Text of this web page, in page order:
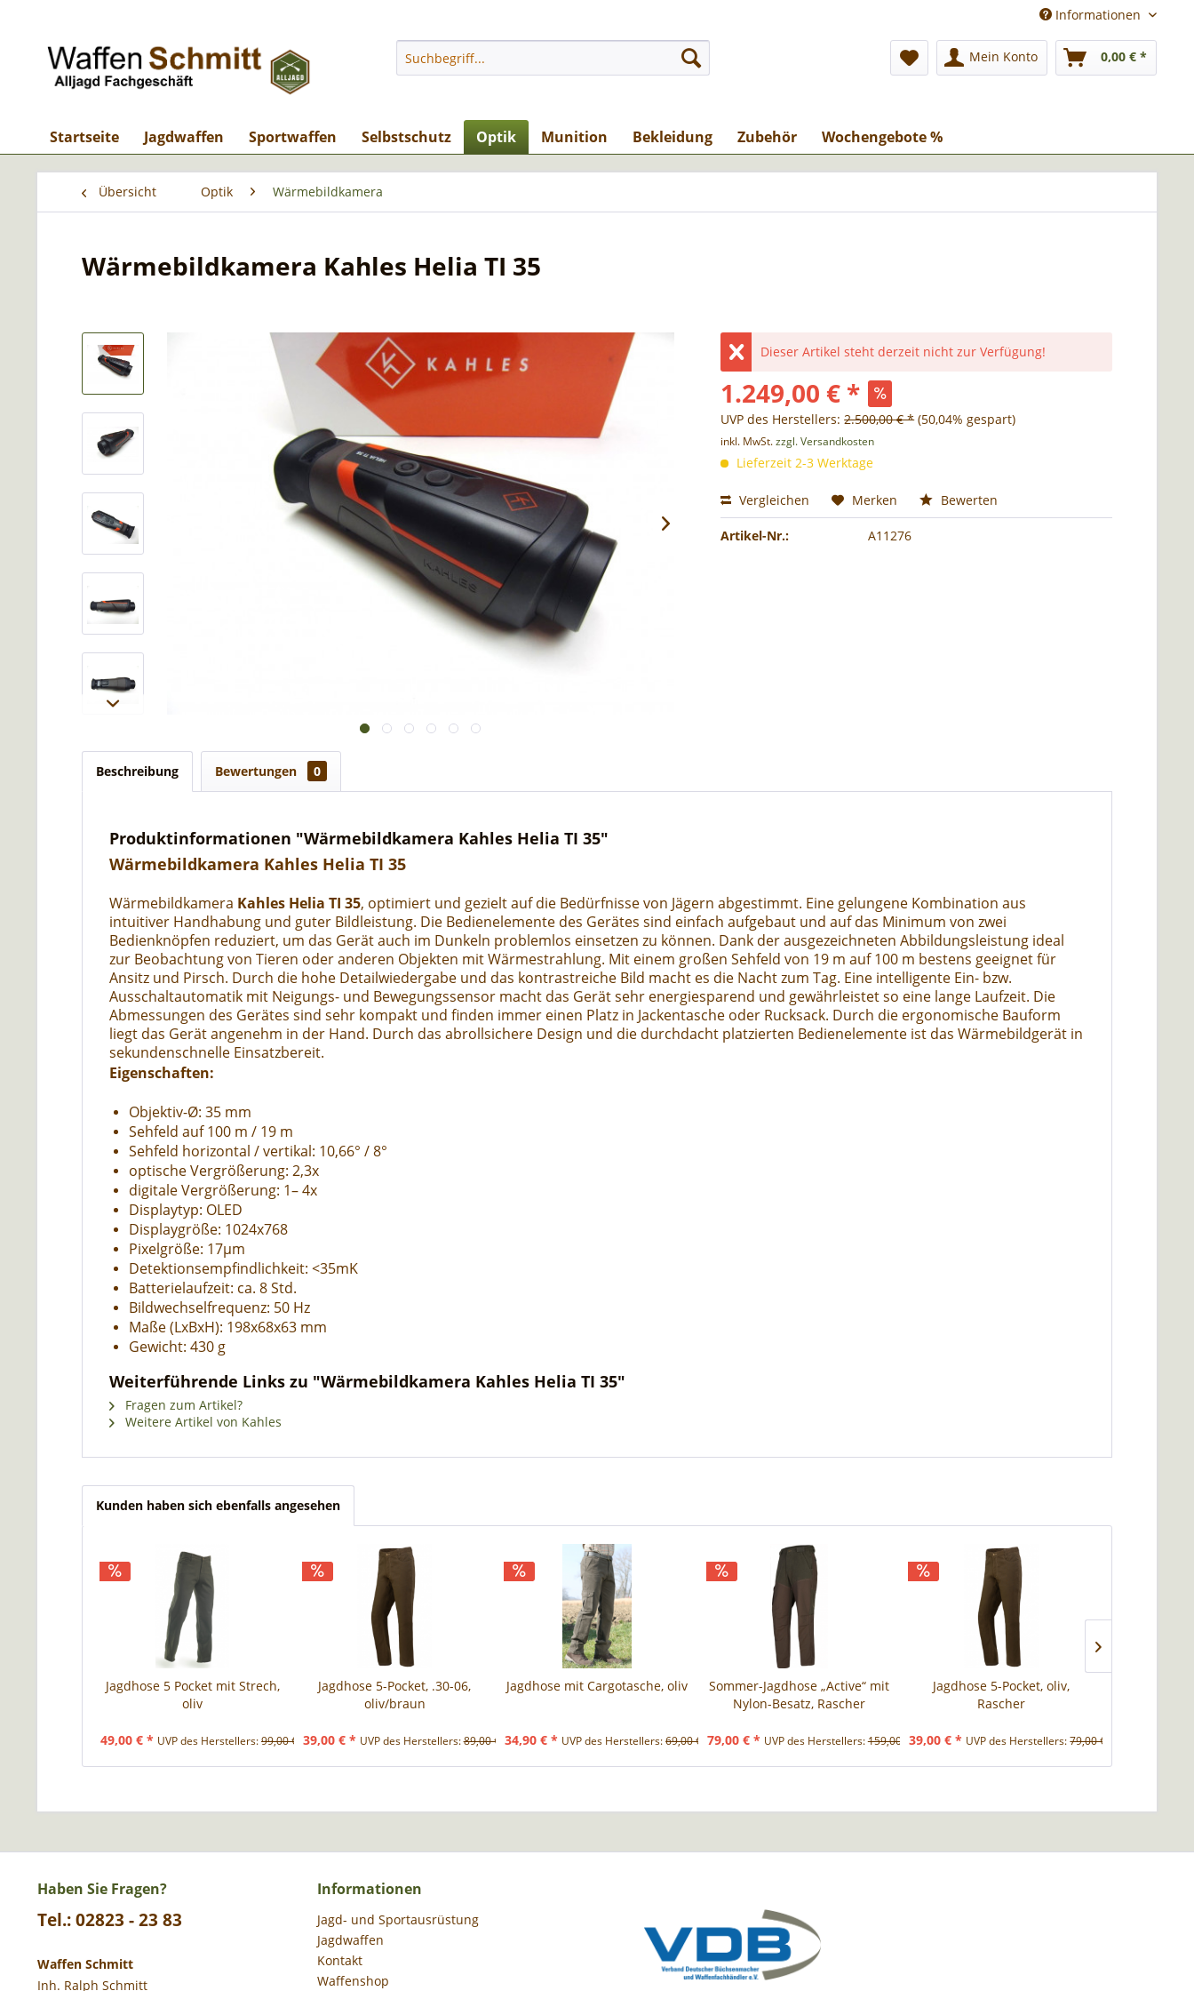
Informationen
Mein Konto 0,00 € *
Startseite Jagdwaffen Sportwaffen Selbstschutz Optik Munition Bekleidung Zubehör Wochengebote %
Übersicht Optik Wärmebildkamera
Wärmebildkamera Kahles Helia TI 35
Dieser Artikel steht derzeit nicht zur Verfügung!
1.249,00 € *
UVP des Herstellers:2.500,00 € * (50,04% gespart)
inkl. MwSt.zzgl. Versandkosten
Lieferzeit 2-3 Werktage
Vergleichen Merken Bewerten
Artikel-Nr.: A11276
Beschreibung Bewertungen 0
Produktinformationen "Wärmebildkamera Kahles Helia TI 35"
Wärmebildkamera Kahles Helia TI 35
Wärmebildkamera Kahles Helia TI 35, optimiert und gezielt auf die Bedürfnisse von Jägern abgestimmt. Eine gelungene Kombination aus
intuitiver Handhabung und guter Bildleistung. Die Bedienelemente des Gerätes sind einfach aufgebaut und auf das Minimum von zwei
Bedienknöpfen reduziert, um das Gerät auch im Dunkeln problemlos einsetzen zu können. Dank der ausgezeichneten Abbildungsleistung ideal
zur Beobachtung von Tieren oder anderen Objekten mit Wärmestrahlung. Mit einem großen Sehfeld von 19 m auf 100 m bestens geeignet für
Ansitz und Pirsch. Durch die hohe Detailwiedergabe und das kontrastreiche Bild macht es die Nacht zum Tag. Eine intelligente Ein- bzw.
Ausschaltautomatik mit Neigungs- und Bewegungssensor macht das Gerät sehr energiesparend und gewährleistet so eine lange Laufzeit. Die
Abmessungen des Gerätes sind sehr kompakt und finden immer einen Platz in Jackentasche oder Rucksack. Durch die ergonomische Bauform
liegt das Gerät angenehm in der Hand. Durch das abrollsichere Design und die durchdacht platzierten Bedienelemente ist das Wärmebildgerät in
sekundenschnelle Einsatzbereit.
Eigenschaften:
Objektiv-Ø: 35 mm
Sehfeld auf 100 m / 19 m
Sehfeld horizontal / vertikal: 10,66° / 8°
optische Vergrößerung: 2,3x
digitale Vergrößerung: 1– 4x
Displaytyp: OLED
Displaygröße: 1024x768
Pixelgröße: 17µm
Detektionsempfindlichkeit: <35mK
Batterielaufzeit: ca. 8 Std.
Bildwechselfrequenz: 50 Hz
Maße (LxBxH): 198x68x63 mm
Gewicht: 430 g
Weiterführende Links zu "Wärmebildkamera Kahles Helia TI 35"
Fragen zum Artikel?
Weitere Artikel von Kahles
Kunden haben sich ebenfalls angesehen
Jagdhose 5 Pocket mit Strech,
oliv
49,00 € * UVP des Herstellers:99,00 € *
Jagdhose 5-Pocket, .30-06,
oliv/braun
39,00 € * UVP des Herstellers:89,00 € *
Jagdhose mit Cargotasche, oliv
34,90 € * UVP des Herstellers:69,00 € *
Sommer-Jagdhose „Active“ mit
Nylon-Besatz, Rascher
79,00 € * UVP des Herstellers:159,00 € *
Jagdhose 5-Pocket, oliv,
Rascher
39,00 € * UVP des Herstellers:79,00 € *
Haben Sie Fragen?
Tel.: 02823 - 23 83
Waffen Schmitt
Inh. Ralph Schmitt
Informationen
Jagd- und Sportausrüstung
Jagdwaffen
Kontakt
Waffenshop